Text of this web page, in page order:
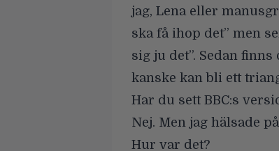
jag, Lena eller
ska få ihop det” men
sig ju det”. Sedan
kanske kan bli ett
Har du sett BBC:s
Nej. Men jag hälsade
Hur var det?